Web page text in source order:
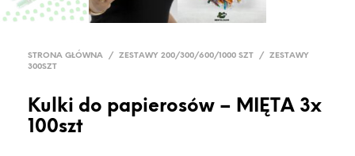
STRONA GŁÓWNA / ZESTAWY 200/300/600/1000 SZT /
ZESTAWY
300SZT
Kulki do papierosów – MIĘTA 3x
100szt